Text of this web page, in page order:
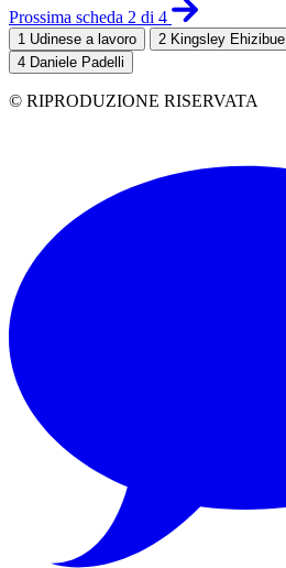
Prossima scheda 2 di 4
1 Udinese a lavoro 2 Kingsley Ehizibue
4 Daniele Padelli
© RIPRODUZIONE RISERVATA